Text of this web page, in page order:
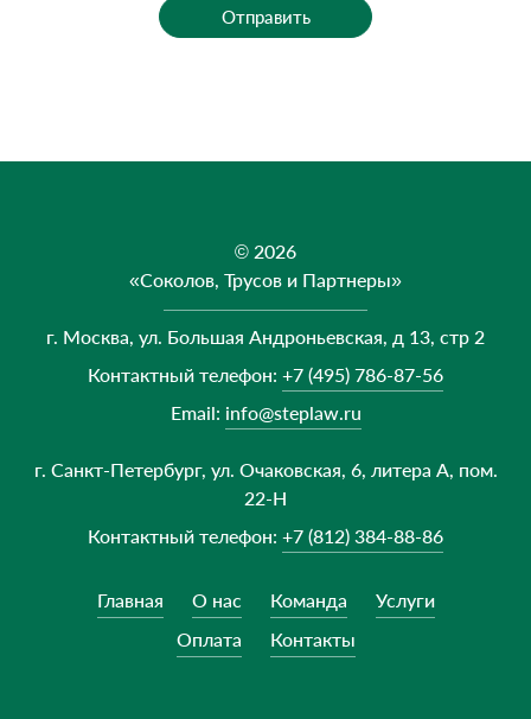
Отправить
© 2026
«Соколов, Трусов и Партнеры»
г. Москва, ул. Большая Андроньевская, д 13, стр 2
Контактный телефон: +7 (495) 786-87-56
Email: info@steplaw.ru
г. Санкт-Петербург, ул. Очаковская, 6, литера А, пом.
22-Н
Контактный телефон: +7 (812) 384-88-86
Главная О нас Команда
Услуги
Оплата
Контакты